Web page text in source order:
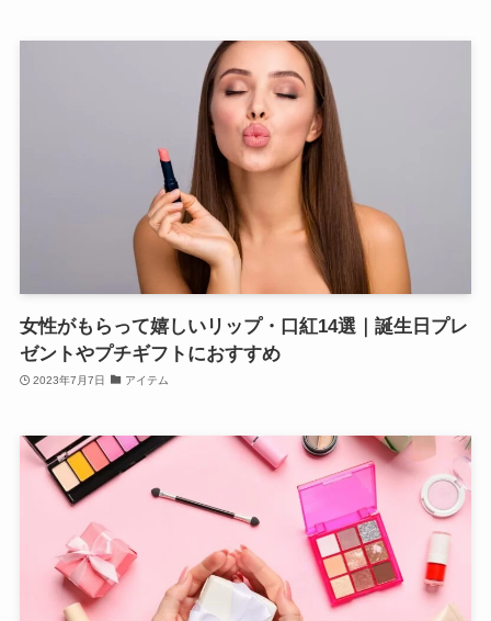
女性がもらって嬉しいリップ・口紅14選｜誕生日プレ
ゼントやプチギフトにおすすめ
2023年7月7日 アイテム